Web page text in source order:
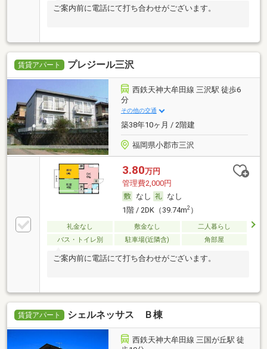
ご案内前に電話にて打ち合わせがございます。
賃貸アパート プレジール三沢
西鉄天神大牟田線 三沢駅 徒歩6
分
その他の交通
築38年10ヶ月 / 2階建
福岡県小郡市三沢
3.80万円
管理費2,000円
なし
なし
1階 / 2DK（39.74m2）
礼金なし 敷金なし
二人暮らし
バス・トイレ別
駐車場(近隣含) 角部屋
ご案内前に電話にて打ち合わせがございます。
賃貸アパート シェルネッサス Ｂ棟
西鉄天神大牟田線 三国が丘駅 徒